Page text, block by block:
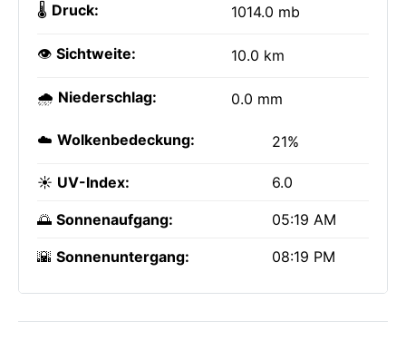
🌡️ Druck: 1014.0 mb
👁️ Sichtweite: 10.0 km
🌧️ Niederschlag: 0.0 mm
☁️ Wolkenbedeckung: 21%
☀️ UV-Index: 6.0
🌅 Sonnenaufgang: 05:19 AM
🌇 Sonnenuntergang: 08:19 PM